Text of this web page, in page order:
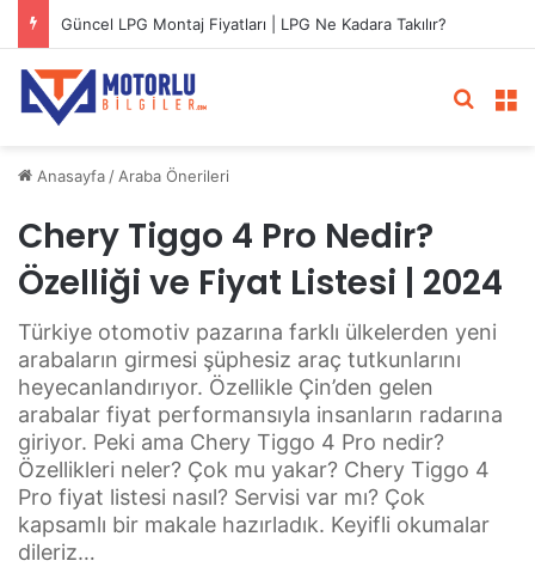
Güncel LPG Montaj Fiyatları | LPG Ne Kadara Takılır?
Anasayfa / Araba Önerileri
Chery Tiggo 4 Pro Nedir?
Özelliği ve Fiyat Listesi | 2024
Türkiye otomotiv pazarına farklı ülkelerden yeni
arabaların girmesi şüphesiz araç tutkunlarını
heyecanlandırıyor. Özellikle Çin’den gelen
arabalar fiyat performansıyla insanların radarına
giriyor. Peki ama Chery Tiggo 4 Pro nedir?
Özellikleri neler? Çok mu yakar? Chery Tiggo 4
Pro fiyat listesi nasıl? Servisi var mı? Çok
kapsamlı bir makale hazırladık. Keyifli okumalar
dileriz…